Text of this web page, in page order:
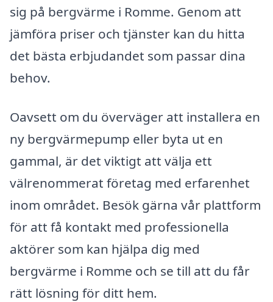
sig på bergvärme i Romme. Genom att
jämföra priser och tjänster kan du hitta
det bästa erbjudandet som passar dina
behov.
Oavsett om du överväger att installera en
ny bergvärmepump eller byta ut en
gammal, är det viktigt att välja ett
välrenommerat företag med erfarenhet
inom området. Besök gärna vår plattform
för att få kontakt med professionella
aktörer som kan hjälpa dig med
bergvärme i Romme och se till att du får
rätt lösning för ditt hem.